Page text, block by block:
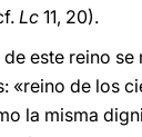
Lc 11, 20).
este reino
de los
la misma